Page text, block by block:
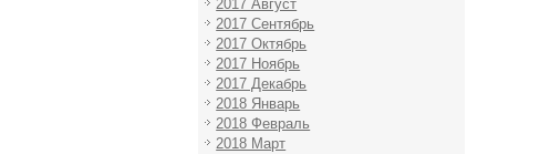
2017 Август
2017 Сентябрь
2017 Октябрь
2017 Ноябрь
2017 Декабрь
2018 Январь
2018 Февраль
2018 Март